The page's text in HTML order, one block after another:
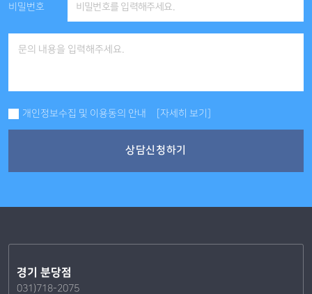
비밀번호
개인정보수집 및 이용동의 안내 [자세히 보기]
상담신청하기
경기 분당점
031)718-2075